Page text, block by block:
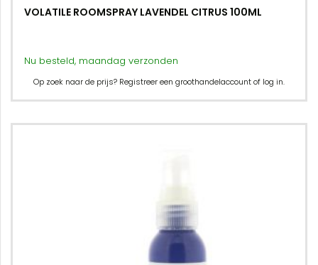
VOLATILE ROOMSPRAY LAVENDEL CITRUS 100ML
Nu besteld, maandag verzonden
Op zoek naar de prijs? Registreer een groothandelaccount of log in.